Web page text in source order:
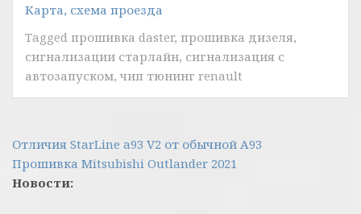
Карта, схема проезда
Tagged прошивка daster, прошивка дизеля,
сигнализации старлайн, сигнализация с
автозапуском, чип тюнинг renault
Навигация
по
Отличия StarLine a93 V2 от обычной А93
Прошивка Mitsubishi Outlander 2021
Новости: